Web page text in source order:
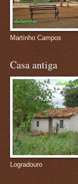
Martinho Campos
Casa antiga
Logradouro